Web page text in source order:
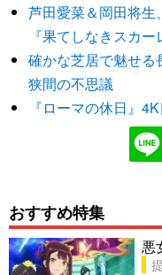
芦田愛菜＆岡田将
『果てしなきスカ
確かな芝居で魅せ
狭間の不思議
『ローマの休日』
おすすめ特集
悪